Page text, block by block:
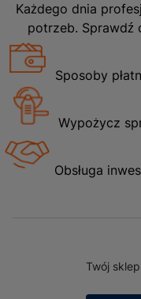
Każdego dnia
potrzeb. Sprawdź
Sposoby
Wypożycz
Obsługa
Twój